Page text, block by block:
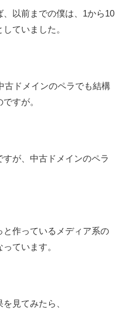
以前までの僕は、1から10
ていました。
古ドメインのペラでも結構
すが。
が、中古ドメインのペラ
と作っているメディア系の
ています。
見てみたら、